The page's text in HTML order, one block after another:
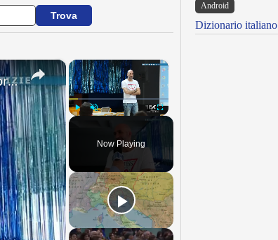
×
Fullscreen
Now Playing
×
Adrano. Interessante incontro al liceo “Verga” con il prof. Fabio Gamberini. Studenti del Linguistic
Android
Dizionario italiano